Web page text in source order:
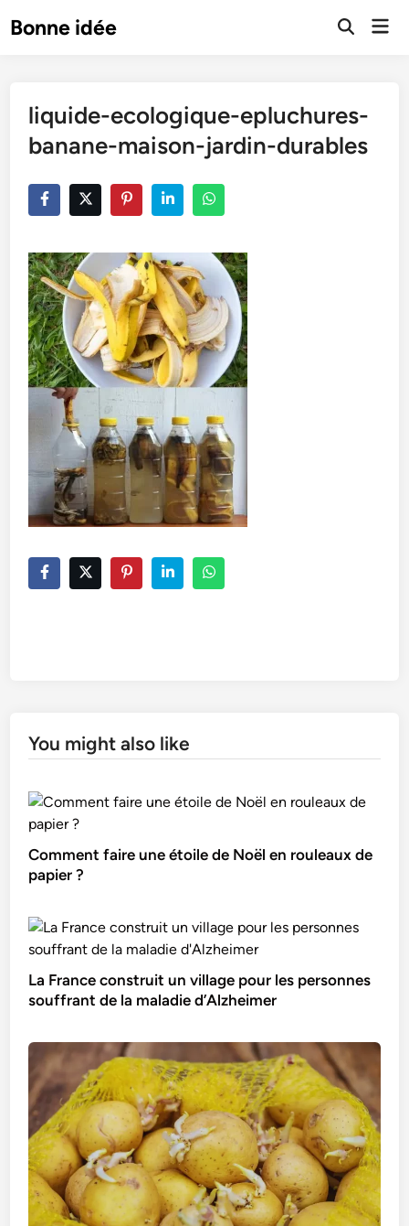
toBonne idée
Open
liquide-ecologique-epluchures-
banane-maison-jardin-durables
You might also like
Comment faire une étoile de Noël en rouleaux de
papier ?
La France construit un village pour les personnes
souffrant de la maladie d’Alzheimer